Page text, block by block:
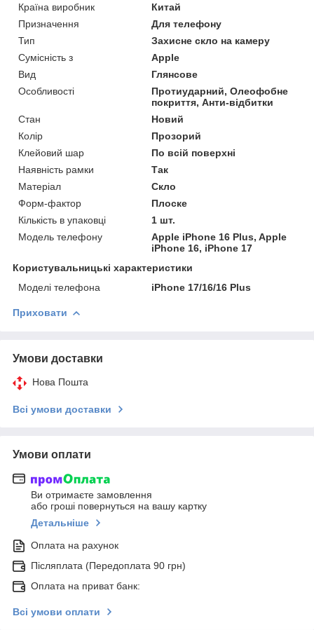
Країна виробник
Китай
Призначення
Для телефону
Тип
Захисне скло на камеру
Сумісність з
Apple
Вид
Глянсове
Особливості
Протиударний, Олеофобне
покриття, Анти-відбитки
Стан
Новий
Колір
Прозорий
Клейовий шар
По всій поверхні
Наявність рамки
Так
Матеріал
Скло
Форм-фактор
Плоске
Кількість в упаковці
1 шт.
Модель телефону
Apple iPhone 16 Plus, Apple
iPhone 16, iPhone 17
Користувальницькі характеристики
Моделі телефона
iPhone 17/16/16 Plus
Приховати
Умови доставки
Нова Пошта
Всі умови доставки
Умови оплати
Ви отримаєте замовлення
або гроші повернуться на вашу картку
Детальніше
Оплата на рахунок
Післяплата (Передоплата 90 грн)
Оплата на приват банк:
Всі умови оплати